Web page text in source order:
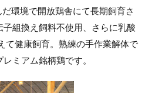
環境で開放鶏舎にて長期飼育さ
組換え飼料不使用、さらに乳酸
て健康飼育。熟練の手作業解体で
ミアム銘柄鶏です。